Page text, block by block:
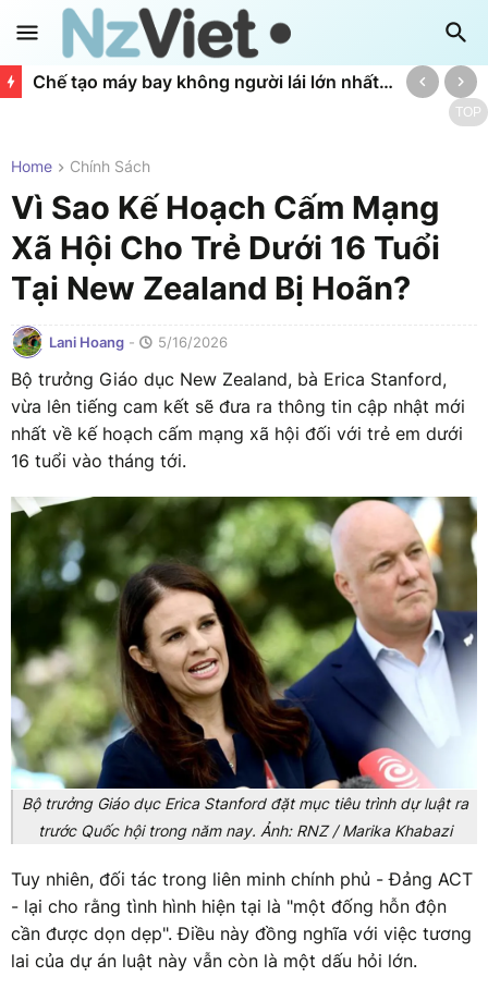
Chế tạo máy bay không người lái lớn nhất New Zealand
TOP
Home Chính Sách
Vì Sao Kế Hoạch Cấm Mạng
Xã Hội Cho Trẻ Dưới 16 Tuổi
Tại New Zealand Bị Hoãn?
Lani Hoang - 5/16/2026
Bộ trưởng Giáo dục New Zealand, bà Erica Stanford,
vừa lên tiếng cam kết sẽ đưa ra thông tin cập nhật mới
nhất về kế hoạch cấm mạng xã hội đối với trẻ em dưới
16 tuổi vào tháng tới.
Bộ trưởng Giáo dục Erica Stanford đặt mục tiêu trình dự luật ra
trước Quốc hội trong năm nay. Ảnh: RNZ / Marika Khabazi
Tuy nhiên, đối tác trong liên minh chính phủ - Đảng ACT
- lại cho rằng tình hình hiện tại là "một đống hỗn độn
cần được dọn dẹp". Điều này đồng nghĩa với việc tương
lai của dự án luật này vẫn còn là một dấu hỏi lớn.